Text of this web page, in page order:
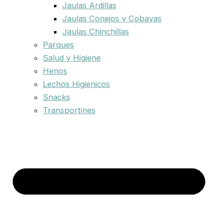
Jaulas Ardillas
Jaulas Conejos y Cobayas
Jaulas Chinchillas
Parques
Salud y Higiene
Henos
Lechos Higienicos
Snacks
Transportines